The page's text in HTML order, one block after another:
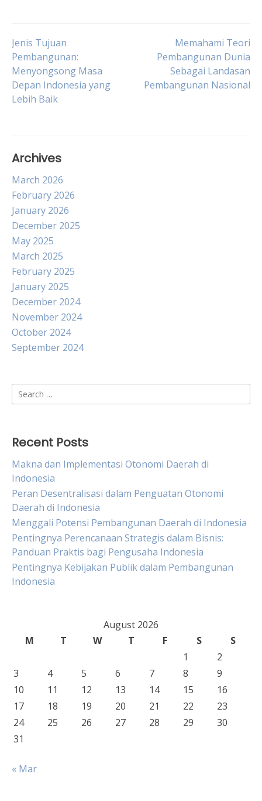
Post
navigation
Jenis Tujuan
Pembangunan:
Menyongsong Masa
Depan Indonesia yang
Lebih Baik
Memahami Teori
Pembangunan Dunia
Sebagai Landasan
Pembangunan Nasional
Archives
March 2026
February 2026
January 2026
December 2025
May 2025
March 2025
February 2025
January 2025
December 2024
November 2024
October 2024
September 2024
Search
for:
Recent Posts
Makna dan Implementasi Otonomi Daerah di
Indonesia
Peran Desentralisasi dalam Penguatan Otonomi
Daerah di Indonesia
Menggali Potensi Pembangunan Daerah di Indonesia
Pentingnya Perencanaan Strategis dalam Bisnis:
Panduan Praktis bagi Pengusaha Indonesia
Pentingnya Kebijakan Publik dalam Pembangunan
Indonesia
August 2026
M
T W T F S
S
1
2
3
4 5 6 7 8
9
10
11 12 13 14 15
16
17
18 19 20 21 22
23
24
25 26 27 28 29
30
31
« Mar